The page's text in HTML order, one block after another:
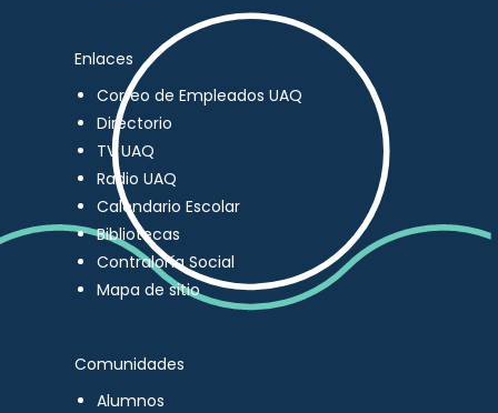
Enlaces
Correo de Empleados UAQ
Directorio
TV UAQ
Radio UAQ
Calendario Escolar
Bibliotecas
Contraloría Social
Mapa de sitio
Comunidades
Alumnos